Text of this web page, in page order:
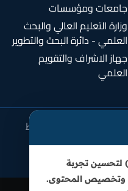
لتحسين تجربة
وتخصيص المحتوى.
جامعات ومؤسسات
وزارة التعليم العالي والبحث
العلمي - دائرة البحث والتطوير
جهاز الاشراف والتقويم
العلمي
سياسة ملفات الارتباط